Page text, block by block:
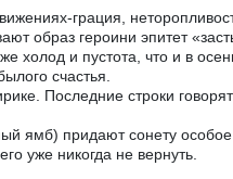
грация,
образ героини эпитет
холод и пустота, что и в
счастья.
Последние строки
ямб) придают сонету особое
уже никогда не вернуть.